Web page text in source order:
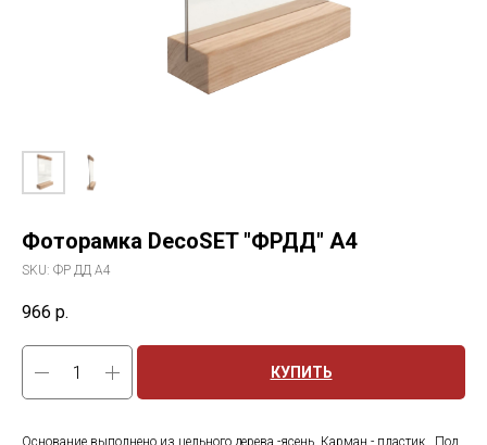
Фоторамка DecoSET "ФРДД" А4
SKU: ФР ДД А4
966 р.
КУПИТЬ